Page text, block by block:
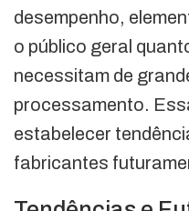
desempenho,
o público geral
necessitam de
processamento.
estabelecer
fabricantes